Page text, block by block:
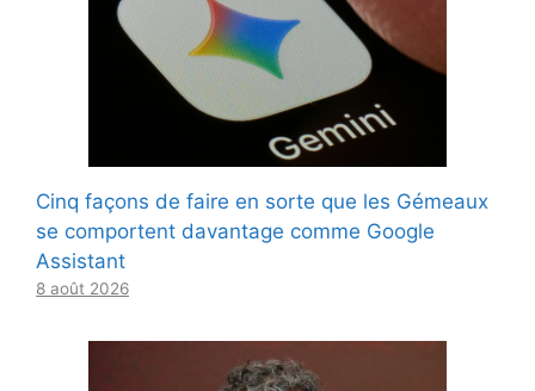
Cinq façons de faire en sorte que les Gémeaux
se comportent davantage comme Google
Assistant
8 août 2026